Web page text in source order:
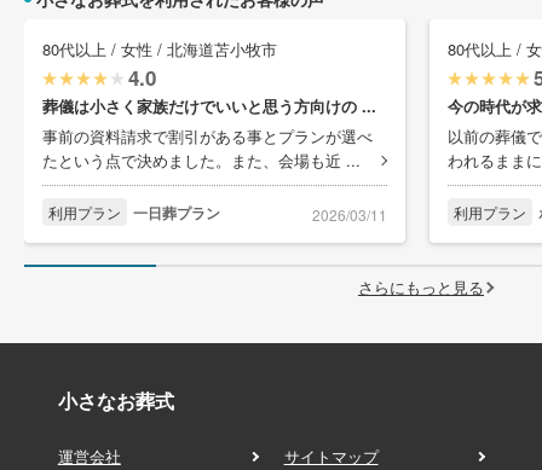
80代以上 / 女性 / 北海道苫小牧市
4.0
葬儀は小さく家族だけでいいと思う方向けの ...
事前の資料請求で割引がある事とプランが選べ
たという点で決めました。また、会場も近 ...
利用プラン 一日葬プラン 2026/03/11
80代以上 /
今の時代が
以前の葬儀
われるまま
利用プラン
さらにもっと見る
小さなお葬式
運営会社 サイトマップ